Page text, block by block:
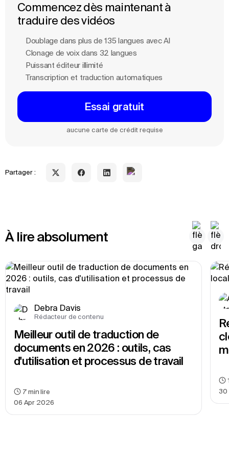
Commencez dès maintenant à
traduire des vidéos
Doublage dans plus de 135 langues avec Al
Clonage de voix dans 32 langues
Puissant éditeur illimité
Transcription et traduction automatiques
Essai gratuit
aucune carte de crédit requise
Partager :
À lire absolument
Debra Davis
Rédacteur de contenu
Meilleur outil de traduction de
documents en 2026 : outils, cas
d'utilisation et processus de travail
06 Apr 2026
7 min lire 30